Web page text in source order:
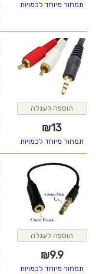
תמחור מיוחד לכמויות
הוספה לעגלה
₪13
תמחור מיוחד לכמויות
הוספה לעגלה
₪9.9
תמחור מיוחד לכמויות